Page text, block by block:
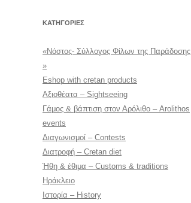
KΑΤΗΓΟΡΊΕΣ
«Νόστος- Σύλλογος Φίλων της Παράδοσης
»
Eshop with cretan products
Αξιοθέατα – Sightseeing
Γάμος & βάπτιση στον Αρόλιθο – Arolithos
events
Διαγωνισμοί – Contests
Διατροφή – Cretan diet
Ήθη & έθιμα – Customs & traditions
Ηράκλειο
Ιστορία – History